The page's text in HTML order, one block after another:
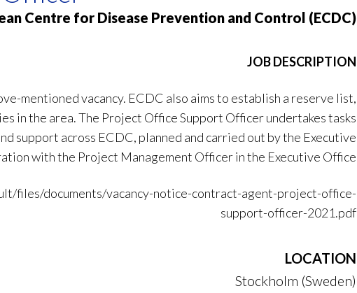
Centre for Disease Prevention and Control (ECDC)
JOB DESCRIPTION
mentioned vacancy. ECDC also aims to establish a reserve list,
in the area. The Project Office Support Officer undertakes tasks
support across ECDC, planned and carried out by the Executive
with the Project Management Officer in the Executive Office.
files/documents/vacancy-notice-contract-agent-project-office-
support-officer-2021.pdf
LOCATION
Stockholm (Sweden)